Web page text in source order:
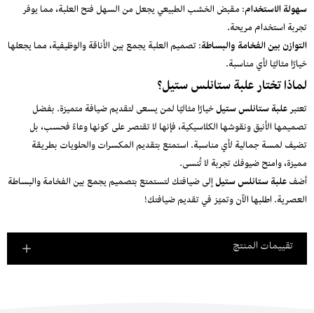
سهولة الاستخدام: مقبض الخشب الطبيعي يجعل من السهل فتح العلبة، مما يوفر
تجربة استخدام مريحة.
التوازن بين الفخامة والبساطة: تصميم العلبة يجمع بين الأناقة والوظيفية، مما يجعلها
خيارًا مثاليًا لأي مناسبة.
لماذا تختار علبة ستانلس ستيل؟
تعتبرعلبة ستانلس ستيلخيارًا مثاليًا لمن يسعى لتقديم ضيافة متميزة. بفضل
تصميمها الأنيق ونقوشها الكلاسيكية، فإنها لا تقتصر على كونها وعاءً فحسب، بل
تضيف لمسة جمالية لأي مناسبة. استمتع بتقديم المكسرات والحلويات بطريقة
مميزة، وامنح ضيوفك تجربة لا تُنسى.
أضفعلبة ستانلس ستيلإلى ضيافتك لتستمتع بتصميم يجمع بين الفخامة والبساطة
العصرية. اطلبها الآن وتميّز في تقديم ضيافتك!
تقييمات المنتج